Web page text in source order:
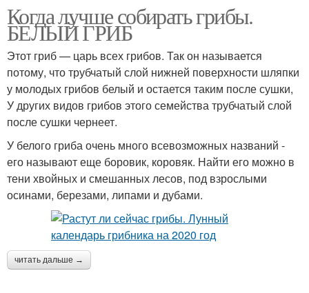
Когда лучше собирать грибы.
БЕЛЫЙ ГРИБ
Этот гриб — царь всех грибов. Так он называется
потому, что трубчатый слой нижней поверхности шляпки
у молодых грибов белый и остается таким после сушки,
У других видов грибов этого семейства трубчатый слой
после сушки чернеет.
У белого гриба очень много всевозможных названий -
его называют еще боровик, коровяк. Найти его можно в
тени хвойных и смешанных лесов, под взрослыми
осинами, березами, липами и дубами.
читать дальше →